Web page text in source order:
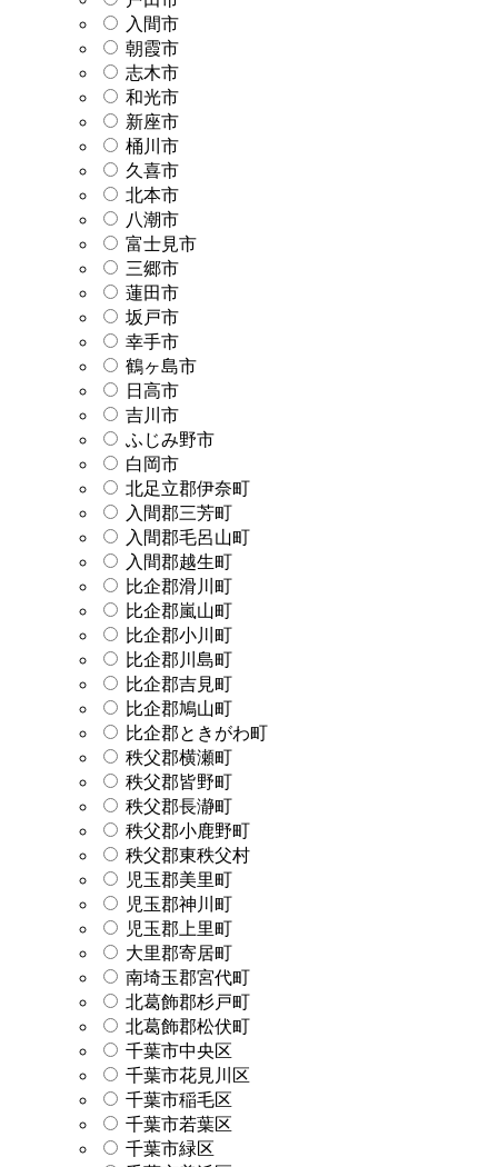
入間市
朝霞市
志木市
和光市
新座市
桶川市
久喜市
北本市
八潮市
富士見市
三郷市
蓮田市
坂戸市
幸手市
鶴ヶ島市
日高市
吉川市
ふじみ野市
白岡市
北足立郡伊奈町
入間郡三芳町
入間郡毛呂山町
入間郡越生町
比企郡滑川町
比企郡嵐山町
比企郡小川町
比企郡川島町
比企郡吉見町
比企郡鳩山町
比企郡ときがわ町
秩父郡横瀬町
秩父郡皆野町
秩父郡長瀞町
秩父郡小鹿野町
秩父郡東秩父村
児玉郡美里町
児玉郡神川町
児玉郡上里町
大里郡寄居町
南埼玉郡宮代町
北葛飾郡杉戸町
北葛飾郡松伏町
千葉市中央区
千葉市花見川区
千葉市稲毛区
千葉市若葉区
千葉市緑区